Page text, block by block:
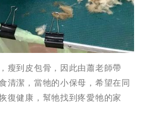
瘦到皮包骨，因此由蕭老師帶
清潔，當牠的小保母，希望在同
復健康，幫牠找到疼愛牠的家